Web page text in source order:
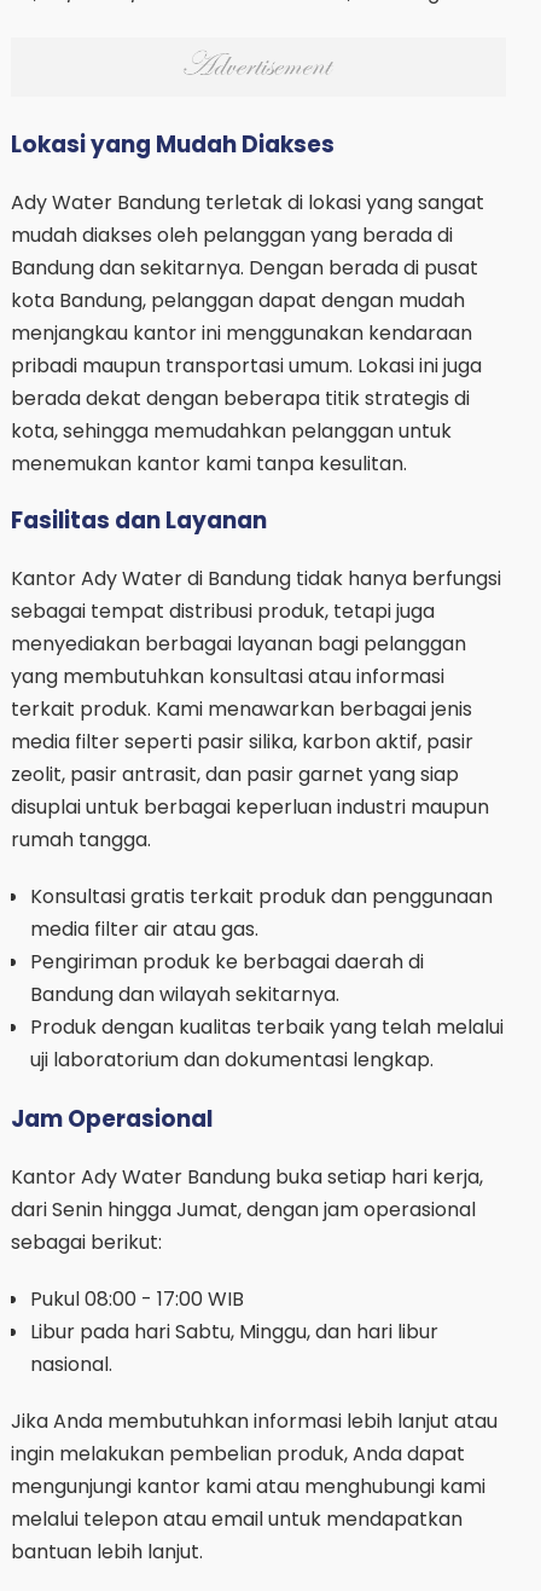
Lokasi yang Mudah Diakses
Ady Water Bandung terletak di lokasi yang sangat
mudah diakses oleh pelanggan yang berada di
Bandung dan sekitarnya. Dengan berada di pusat
kota Bandung, pelanggan dapat dengan mudah
menjangkau kantor ini menggunakan kendaraan
pribadi maupun transportasi umum. Lokasi ini juga
berada dekat dengan beberapa titik strategis di
kota, sehingga memudahkan pelanggan untuk
menemukan kantor kami tanpa kesulitan.
Fasilitas dan Layanan
Kantor Ady Water di Bandung tidak hanya berfungsi
sebagai tempat distribusi produk, tetapi juga
menyediakan berbagai layanan bagi pelanggan
yang membutuhkan konsultasi atau informasi
terkait produk. Kami menawarkan berbagai jenis
media filter seperti pasir silika, karbon aktif, pasir
zeolit, pasir antrasit, dan pasir garnet yang siap
disuplai untuk berbagai keperluan industri maupun
rumah tangga.
Konsultasi gratis terkait produk dan penggunaan
media filter air atau gas.
Pengiriman produk ke berbagai daerah di
Bandung dan wilayah sekitarnya.
Produk dengan kualitas terbaik yang telah melalui
uji laboratorium dan dokumentasi lengkap.
Jam Operasional
Kantor Ady Water Bandung buka setiap hari kerja,
dari Senin hingga Jumat, dengan jam operasional
sebagai berikut:
Pukul 08:00 - 17:00 WIB
Libur pada hari Sabtu, Minggu, dan hari libur
nasional.
Jika Anda membutuhkan informasi lebih lanjut atau
ingin melakukan pembelian produk, Anda dapat
mengunjungi kantor kami atau menghubungi kami
melalui telepon atau email untuk mendapatkan
bantuan lebih lanjut.